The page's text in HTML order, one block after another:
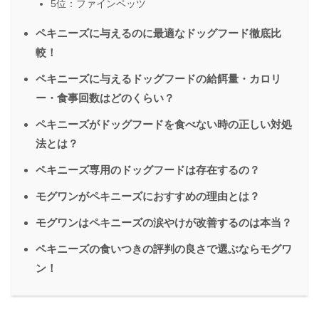
5位：ファインペッツ
ペキニーズに与えるのに最適なドッグフード徹底比
較！
ペキニーズに与えるドッグフードの給餌量・カロリ
ー・食事回数はどのくらい？
ペキニーズがドッグフードを食べない時の正しい対処
法とは？
ペキニーズ専用のドッグフードは存在するの？
モグワンがペキニーズにおすすめの理由とは？
モグワンはペキニーズの涙やけが改善するのは本当？
ペキニーズの食いつきの評判の良さで選ぶならモグワ
ン！